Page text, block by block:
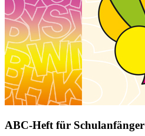
ABC-Heft für Schulanfänger